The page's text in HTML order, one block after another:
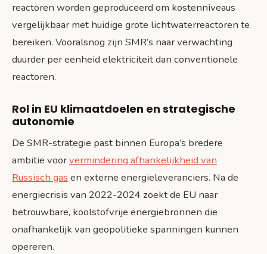
reactoren worden geproduceerd om kostenniveaus
vergelijkbaar met huidige grote lichtwaterreactoren te
bereiken. Vooralsnog zijn SMR’s naar verwachting
duurder per eenheid elektriciteit dan conventionele
reactoren.
Rol in EU klimaatdoelen en strategische
autonomie
De SMR-strategie past binnen Europa’s bredere
ambitie voorvermindering afhankelijkheid van
Russisch gas en externe energieleveranciers. Na de
energiecrisis van 2022-2024 zoekt de EU naar
betrouwbare, koolstofvrije energiebronnen die
onafhankelijk van geopolitieke spanningen kunnen
opereren.